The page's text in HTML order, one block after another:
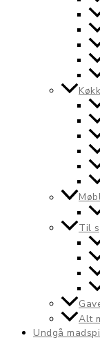
Til
Alt
Undgå